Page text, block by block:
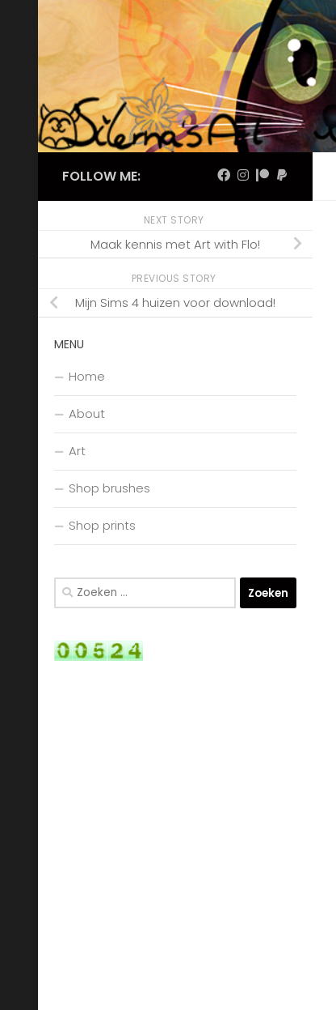
Skip to content
FOLLOW ME:
NEXT STORY
Maak kennis met Art with Flo!
PREVIOUS STORY
Mijn Sims 4 huizen voor download!
MENU
Home
About
Art
Shop brushes
Shop prints
Zoeken
naar: